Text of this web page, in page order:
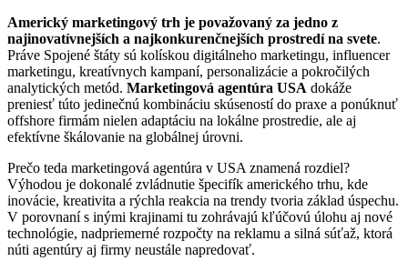
Americký marketingový trh je považovaný za jedno z
najinovatívnejších a najkonkurenčnejších prostredí na svete.
Práve Spojené štáty sú kolískou digitálneho marketingu, influencer
marketingu, kreatívnych kampaní, personalizácie a pokročilých
analytických metód. Marketingová agentúra USA dokáže
preniesť túto jedinečnú kombináciu skúseností do praxe a ponúknuť
offshore firmám nielen adaptáciu na lokálne prostredie, ale aj
efektívne škálovanie na globálnej úrovni.
Prečo teda marketingová agentúra v USA znamená rozdiel?
Výhodou je dokonalé zvládnutie špecifík amerického trhu, kde
inovácie, kreativita a rýchla reakcia na trendy tvoria základ úspechu.
V porovnaní s inými krajinami tu zohrávajú kľúčovú úlohu aj nové
technológie, nadpriemerné rozpočty na reklamu a silná súťaž, ktorá
núti agentúry aj firmy neustále napredovať.